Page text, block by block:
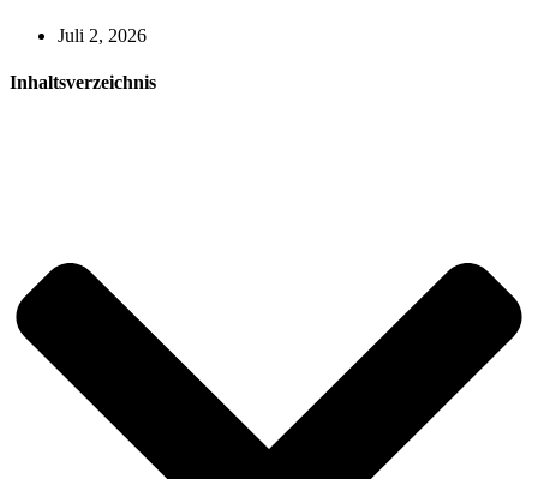
Juli 2, 2026
Inhaltsverzeichnis